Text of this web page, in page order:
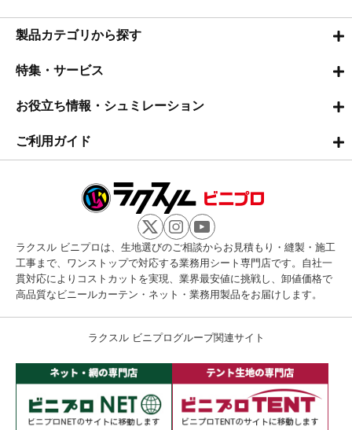
製品カテゴリから探す
特集・サービス
お役立ち情報・シュミレーション
ご利用ガイド
ラクスル ビニプロは、生地選びのご相談からお見積もり・縫製・施工
工事まで、ワンストップで対応する業務用シート専門店です。自社一
貫対応によりコストカットを実現、業界最安値に挑戦し、卸値価格で
高品質なビニールカーテン・ネット・業務用製品をお届けします。
ラクスル ビニプログループ関連サイト